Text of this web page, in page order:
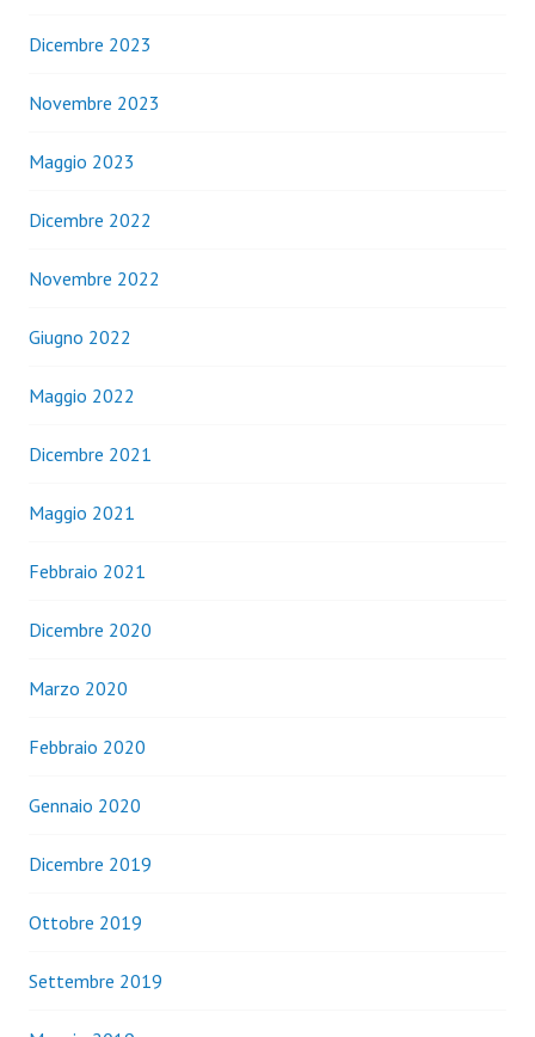
Dicembre 2023
Novembre 2023
Maggio 2023
Dicembre 2022
Novembre 2022
Giugno 2022
Maggio 2022
Dicembre 2021
Maggio 2021
Febbraio 2021
Dicembre 2020
Marzo 2020
Febbraio 2020
Gennaio 2020
Dicembre 2019
Ottobre 2019
Settembre 2019